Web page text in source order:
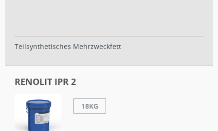
Teilsynthetisches Mehrzweckfett
RENOLIT IPR 2
18KG